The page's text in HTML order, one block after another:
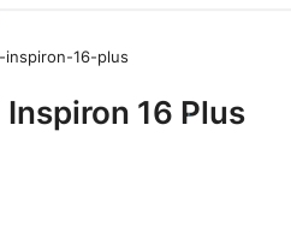
inspiron-16-plus
16 Plus